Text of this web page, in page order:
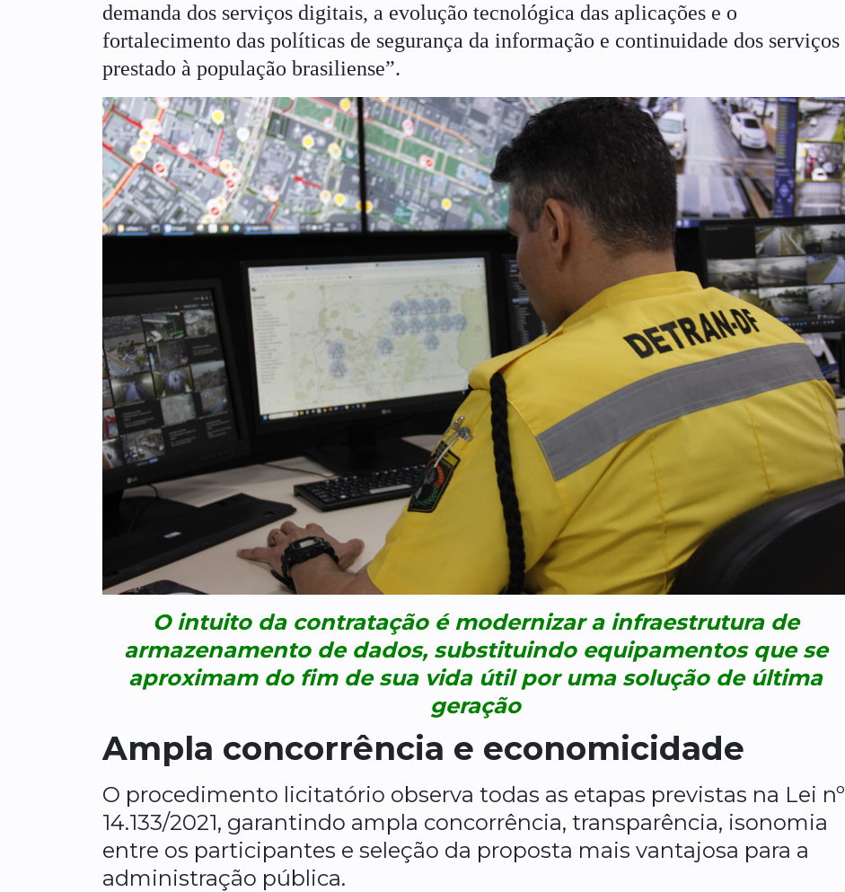
demanda dos serviços digitais, a evolução tecnológica das aplicações e o
fortalecimento das políticas de segurança da informação e continuidade dos serviços
prestado à população brasiliense”.
O intuito da contratação é modernizar a infraestrutura de
armazenamento de dados, substituindo equipamentos que se
aproximam do fim de sua vida útil por uma solução de última
geração
Ampla concorrência e economicidade
O procedimento licitatório observa todas as etapas previstas na Lei nº
14.133/2021, garantindo ampla concorrência, transparência, isonomia
entre os participantes e seleção da proposta mais vantajosa para a
administração pública.